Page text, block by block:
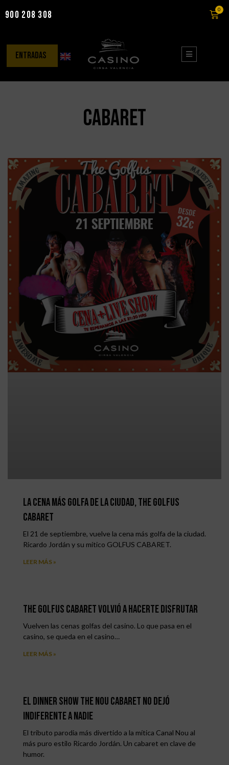
contenido
900 208 308 0
entradas
cabaret
La cena más golfa de la ciudad, THE GOLFUS
CABARET
El 21 de septiembre, vuelve la cena más golfa de la ciudad.
Ricardo Jordán y su mítico GOLFUS CABARET.
LEER MÁS »
The Golfus Cabaret volvió a hacerte disfrutar
Vuelven las cenas golfas del casino. Lo que pasa en el
casino, se queda en el casino…
LEER MÁS »
El Dinner Show The Nou Cabaret no dejó
indiferente a nadie
El tributo parodia más divertido a la mítica Canal Nou al
más puro estilo Ricardo Jordán. Un cabaret en clave de
humor.